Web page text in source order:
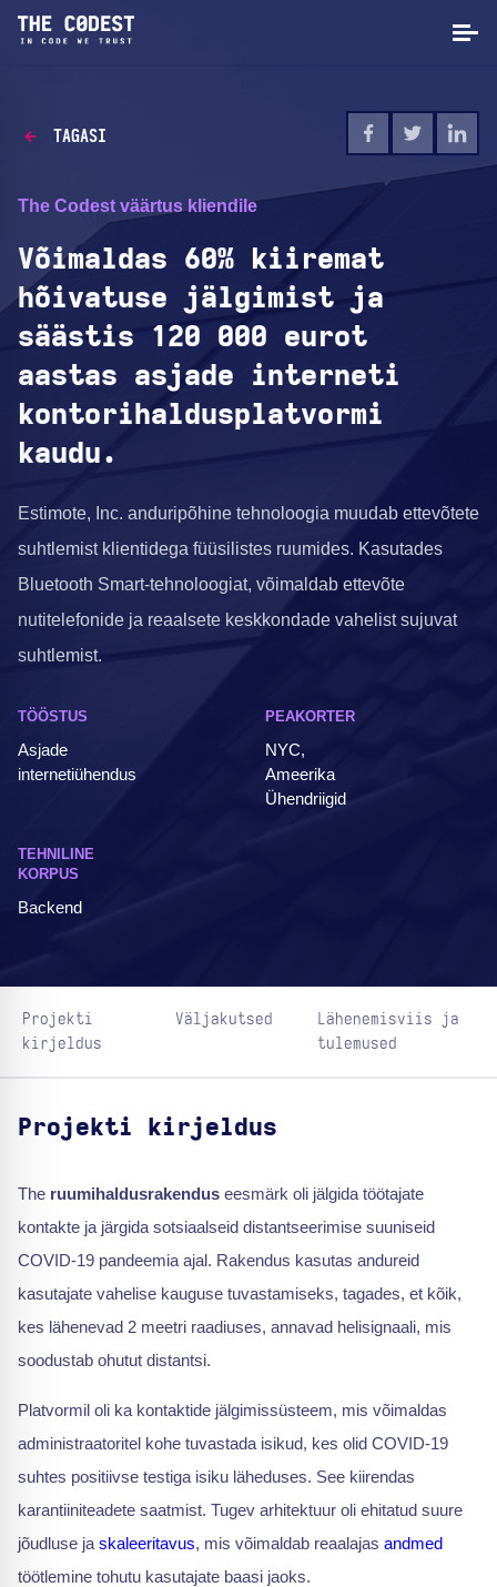
TAGASI
The Codest väärtus kliendile
Võimaldas 60% kiiremat
hõivatuse jälgimist ja
säästis 120 000 eurot
aastas asjade interneti
kontorihaldusplatvormi
kaudu.
Estimote, Inc. anduripõhine tehnoloogia muudab ettevõtete
suhtlemist klientidega füüsilistes ruumides. Kasutades
Bluetooth Smart-tehnoloogiat, võimaldab ettevõte
nutitelefonide ja reaalsete keskkondade vahelist sujuvat
suhtlemist.
TÖÖSTUS
Asjade
internetiühendus
PEAKORTER
NYC,
Ameerika
Ühendriigid
TEHNILINE
KORPUS
Backend
Projekti
kirjeldus
Väljakutsed
Lähenemisviis ja
tulemused
Projekti kirjeldus
The ruumihaldusrakendus eesmärk oli jälgida töötajate
kontakte ja järgida sotsiaalseid distantseerimise suuniseid
COVID-19 pandeemia ajal. Rakendus kasutas andureid
kasutajate vahelise kauguse tuvastamiseks, tagades, et kõik,
kes lähenevad 2 meetri raadiuses, annavad helisignaali, mis
soodustab ohutut distantsi.
Platvormil oli ka kontaktide jälgimissüsteem, mis võimaldas
administraatoritel kohe tuvastada isikud, kes olid COVID-19
suhtes positiivse testiga isiku läheduses. See kiirendas
karantiiniteadete saatmist. Tugev arhitektuur oli ehitatud suure
jõudluse ja skaleeritavus, mis võimaldab reaalajas andmed
töötlemine tohutu kasutajate baasi jaoks.